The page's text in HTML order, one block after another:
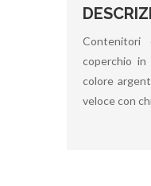
coperchio in
colore
veloce con